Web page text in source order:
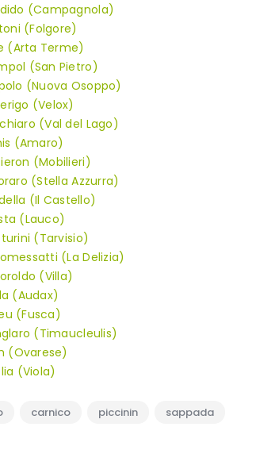
(Campagnola)
(Folgore)
(Arta Terme)
(San Pietro)
(Nuova Osoppo)
(Velox)
(Val del Lago)
(Amaro)
(Mobilieri)
(Stella Azzurra)
(Il Castello)
(Lauco)
(Tarvisio)
(La Delizia)
(Villa)
(Audax)
(Fusca)
(Timaucleulis)
(Ovarese)
(Viola)
carnico piccinin sappada